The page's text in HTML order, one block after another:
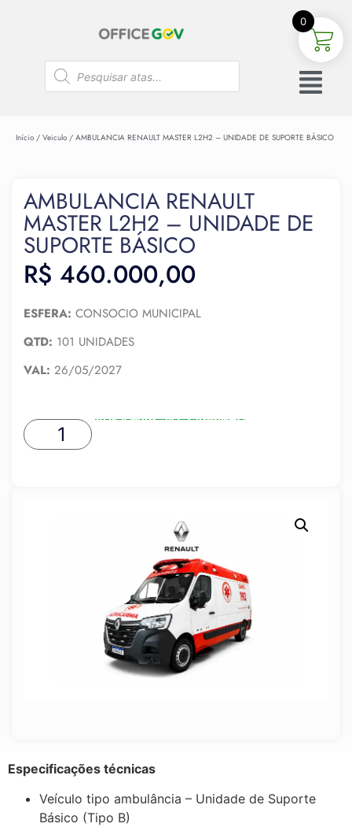
Início / Veiculo / AMBULANCIA RENAULT MASTER L2H2 – UNIDADE DE SUPORTE BÁSICO
AMBULANCIA RENAULT
MASTER L2H2 – UNIDADE DE
SUPORTE BÁSICO
R$ 460.000,00
ESFERA: CONSOCIO MUNICIPAL
QTD: 101 UNIDADES
VAL: 26/05/2027
ADICIONAR AO CARRINHO
Especificações técnicas
Veículo tipo ambulância – Unidade de Suporte
Básico (Tipo B)
0